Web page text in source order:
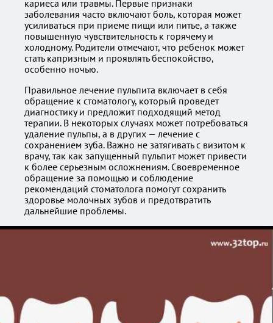
кариеса или травмы. Первые признаки
заболевания часто включают боль, которая может
усиливаться при приеме пищи или питье, а также
повышенную чувствительность к горячему и
холодному. Родители отмечают, что ребенок может
стать капризным и проявлять беспокойство,
особенно ночью.
Правильное лечение пульпита включает в себя
обращение к стоматологу, который проведет
диагностику и предложит подходящий метод
терапии. В некоторых случаях может потребоваться
удаление пульпы, а в других — лечение с
сохранением зуба. Важно не затягивать с визитом к
врачу, так как запущенный пульпит может привести
к более серьезным осложнениям. Своевременное
обращение за помощью и соблюдение
рекомендаций стоматолога помогут сохранить
здоровье молочных зубов и предотвратить
дальнейшие проблемы.